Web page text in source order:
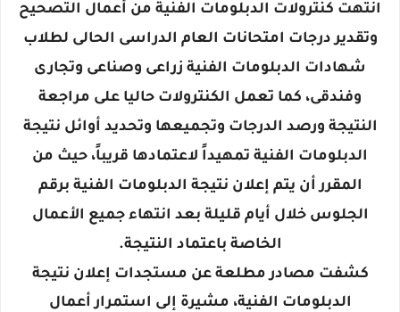
انتهت كنترولات الدبلومات الفنية من أعمال التصحيح
وتقدير درجات امتحانات العام الدراسى الحالى لطلاب
شهادات الدبلومات الفنية زراعى وصناعى وتجارى
وفندقى، كما تعمل الكنترولات حاليا على مراجعة
النتيجة ورصد الدرجات وتجميعها وتحديد أوائل نتيجة
الدبلومات الفنية تمهيداً لاعتمادها قريباً، حيث من
المقرر أن يتم إعلان نتيجة الدبلومات الفنية برقم
الجلوس خلال أيام قليلة بعد انتهاء جميع الأعمال
الخاصة باعتماد النتيجة.
كشفت مصادر مطلعة عن مستجدات إعلان نتيجة
الدبلومات الفنية، مشيرة إلى استمرار أعمال